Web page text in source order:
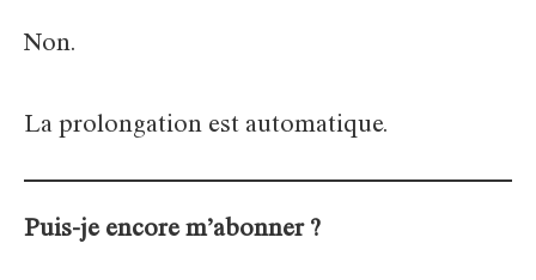
Non.
La prolongation est automatique.
Puis-je encore m’abonner ?